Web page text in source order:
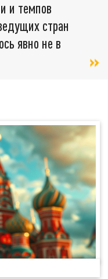
и темпов
стран
явно не в